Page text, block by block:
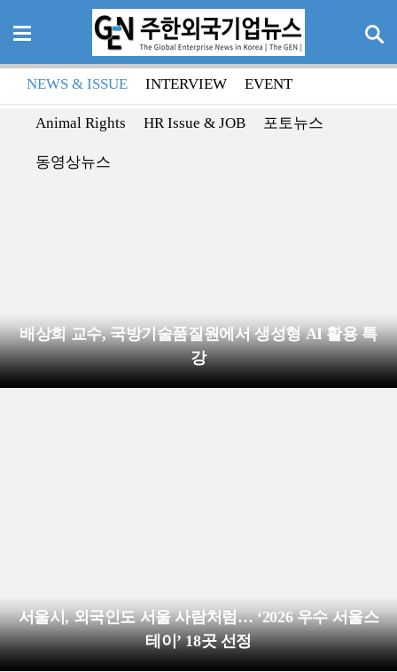
NEWS & ISSUE INTERVIEW EVENT
Animal Rights HR Issue & JOB 포토뉴스
동영상뉴스
배상희 교수, 국방기술품질원에서 생성형 AI 활용 특
강
서울시, 외국인도 서울 사람처럼… ‘2026 우수 서울스
테이’ 18곳 선정